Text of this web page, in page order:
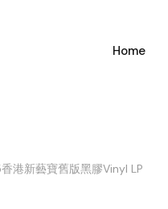
Home
港新藝寶舊版黑膠Vinyl LP